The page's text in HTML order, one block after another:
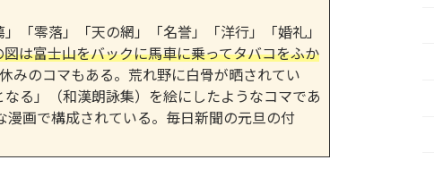
零落」「天の網」「名誉」「洋行」「婚礼」
図は富士山をバックに馬車に乗ってタバコをふか
みのコマもある。荒れ野に白骨が晒されてい
る」（和漢朗詠集）を絵にしたようなコマであ
画で構成されている。毎日新聞の元旦の付